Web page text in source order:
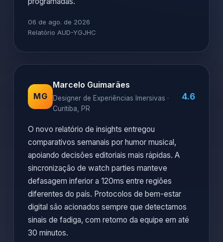
06 de ago. de 2026
Relatório AUD-YGJHC
MG
Marcelo Guimarães
Designer de Experiências Imersivas ·
Curitiba, PR
4.6
O novo relatório de insights entregou
comparativos semanais por humor musical,
apoiando decisões editoriais mais rápidas. A
sincronização de watch parties manteve
defasagem inferior a 120ms entre regiões
diferentes do país. Protocolos de bem-estar
digital são acionados sempre que detectamos
sinais de fadiga, com retorno da equipe em até
30 minutos.